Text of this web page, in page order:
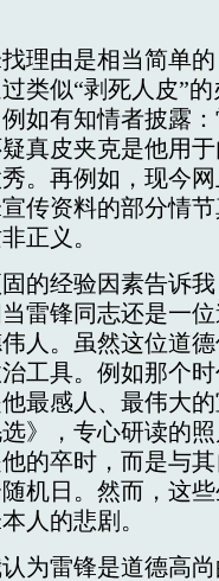
由是相当简单的
类似“剥死人皮”
如有知情者披露
真皮夹克是他用
。再例如，现今
传资料的部分情
正义。
经验因素告诉我
雷锋同志还是一
人。虽然这位道
工具。例如那个
最感人、最伟大
》，专心研读的
的卒时，而是与
机日。然而，这
人的悲剧。
雷锋是道德高尚